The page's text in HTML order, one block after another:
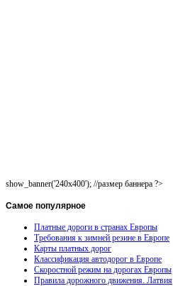
show_banner('240x400'); //размер баннера ?>
Самое популярное
Платные дороги в странах Европы
Требования к зимней резине в Европе
Карты платных дорог
Классификация автодорог в Европе
Скоростной режим на дорогах Европы
Правила дорожного движения. Латвия